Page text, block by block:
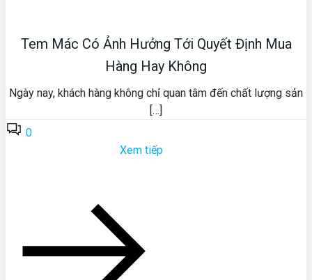
Tem Mác Có Ảnh Hưởng Tới Quyết Định Mua
Hàng Hay Không
Ngày nay, khách hàng không chỉ quan tâm đến chất lượng sản
[…]
0
Xem tiếp